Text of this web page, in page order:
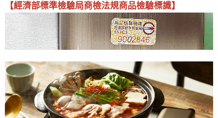
【經濟部標準檢驗局商檢法規商品檢驗標識】